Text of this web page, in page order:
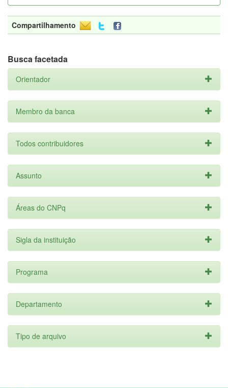
Compartilhamento
Busca facetada
Orientador
Membro da banca
Todos contribuidores
Assunto
Áreas do CNPq
Sigla da instituição
Programa
Departamento
Tipo de arquivo